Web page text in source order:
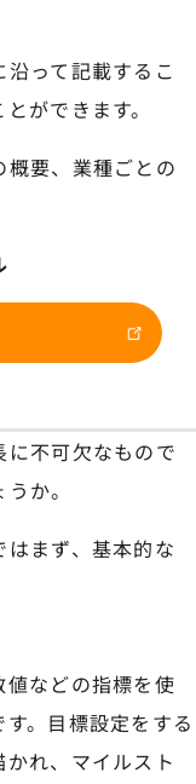
って記載するこ
ができます。
要、業種ごとの
不可欠なもので
か。
まず、基本的な
などの指標を使
。目標設定をする
れ、マイルスト